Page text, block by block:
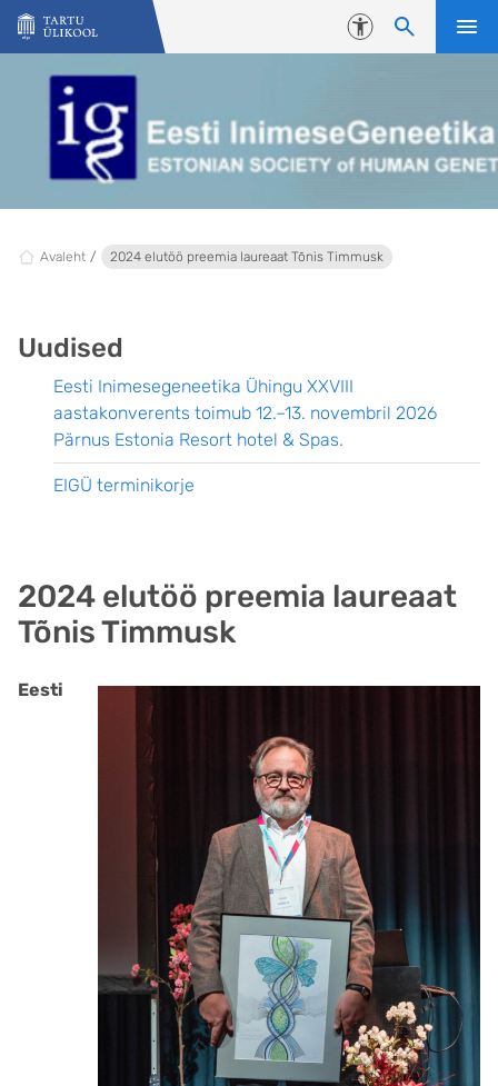
Liigu edasi põhisisu juurde
Juurdepääsetavus
Avaleht 2024 elutöö preemia laureaat Tõnis Timmusk
2024 elutöö preemia laureaat
Tõnis Timmusk
Eesti
Uudised
Eesti Inimesegeneetika Ühingu XXVIII
aastakonverents toimub 12.–13. novembril 2026
Pärnus Estonia Resort hotel & Spas.
EIGÜ terminikorje